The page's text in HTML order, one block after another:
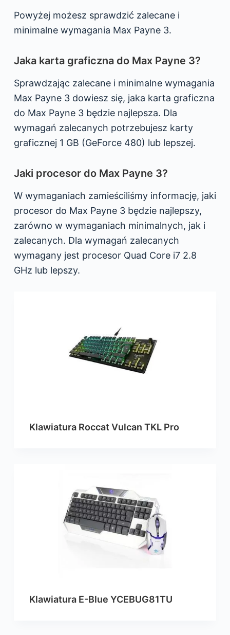
Powyżej możesz sprawdzić zalecane i
minimalne wymagania Max Payne 3.
Jaka karta graficzna do Max Payne 3?
Sprawdzając zalecane i minimalne wymagania
Max Payne 3 dowiesz się, jaka karta graficzna
do Max Payne 3 będzie najlepsza. Dla
wymagań zalecanych potrzebujesz karty
graficznej 1 GB (GeForce 480) lub lepszej.
Jaki procesor do Max Payne 3?
W wymaganiach zamieściliśmy informację, jaki
procesor do Max Payne 3 będzie najlepszy,
zarówno w wymaganiach minimalnych, jak i
zalecanych. Dla wymagań zalecanych
wymagany jest procesor Quad Core i7 2.8
GHz lub lepszy.
Klawiatura Roccat Vulcan TKL Pro
Klawiatura E-Blue YCEBUG81TU